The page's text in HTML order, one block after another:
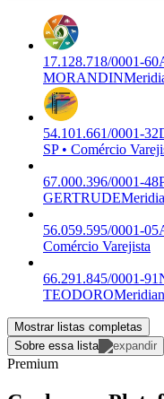
17.128.718/0001-60
MORANDIN
54.101.661/0001-32
SP • Comércio
67.000.396/0001-48
GERTRUDE
56.059.595/0001-05
Comércio Varejista
66.291.845/0001-91
TEODORO
Mostrar listas completas
Sobre essa lista
Premium